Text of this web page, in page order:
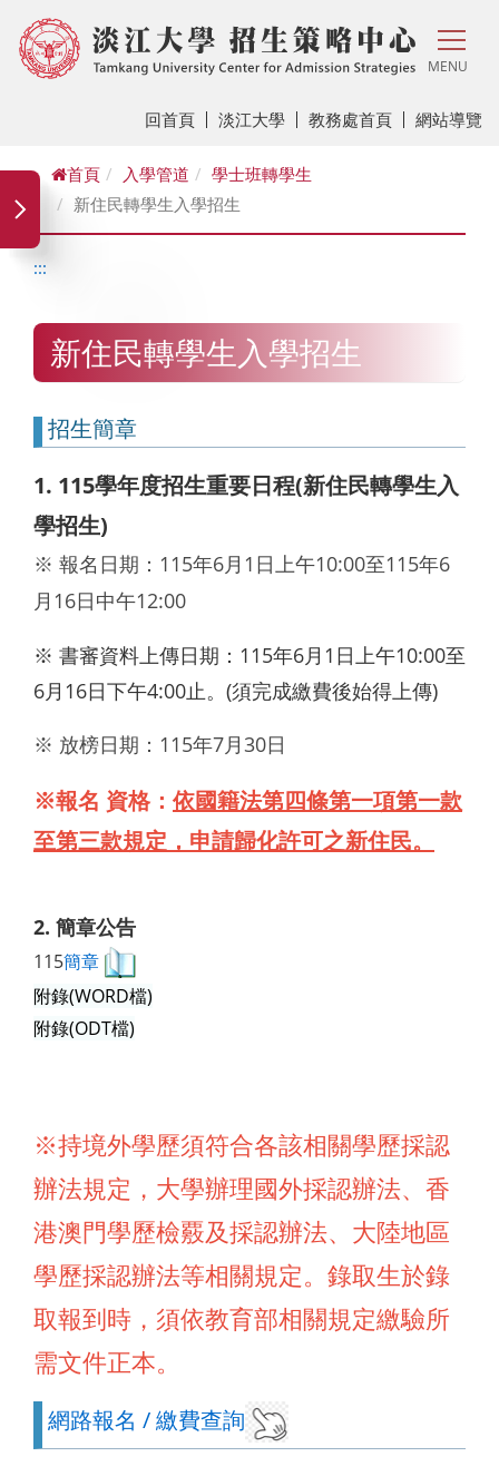
MENU
回首頁 淡江大學 教務處首頁 網站導覽
首頁 入學管道
學士班轉學生
新住民轉學生入學招生
:::
新住民轉學生入學招生
招生簡章
1. 115學年度招生重要日程(新住民轉學生入
學招生)
※ 報名日期：115年6月1日上午10:00至115年6
月16日中午12:00
※ 書審資料上傳日期：115年6月1日上午10:00至
6月16日下午4:00止。(須完成繳費後始得上傳)
※ 放榜日期 ：115年7月30日
※報名 資格： 依國籍法第四條第一項第一款
至第三款規定，申請歸化許可之新住民。
2. 簡章公告
115簡章
附錄(WORD檔)
附錄(ODT檔)
※持境外學歷須符合各該相關學歷採認
辦法規定，大學辦理國外採認辦法、香
港澳門學歷檢覈及採認辦法、大陸地區
學歷採認辦法等相關規定。錄取生於錄
取報到時，須依教育部相關規定繳驗所
需文件正本。
網路報名 / 繳費查詢